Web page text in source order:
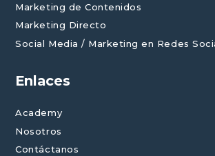
Marketing de Contenidos
Marketing Directo
Social Media / Marketing en Redes
Enlaces
Academy
Nosotros
Contáctanos